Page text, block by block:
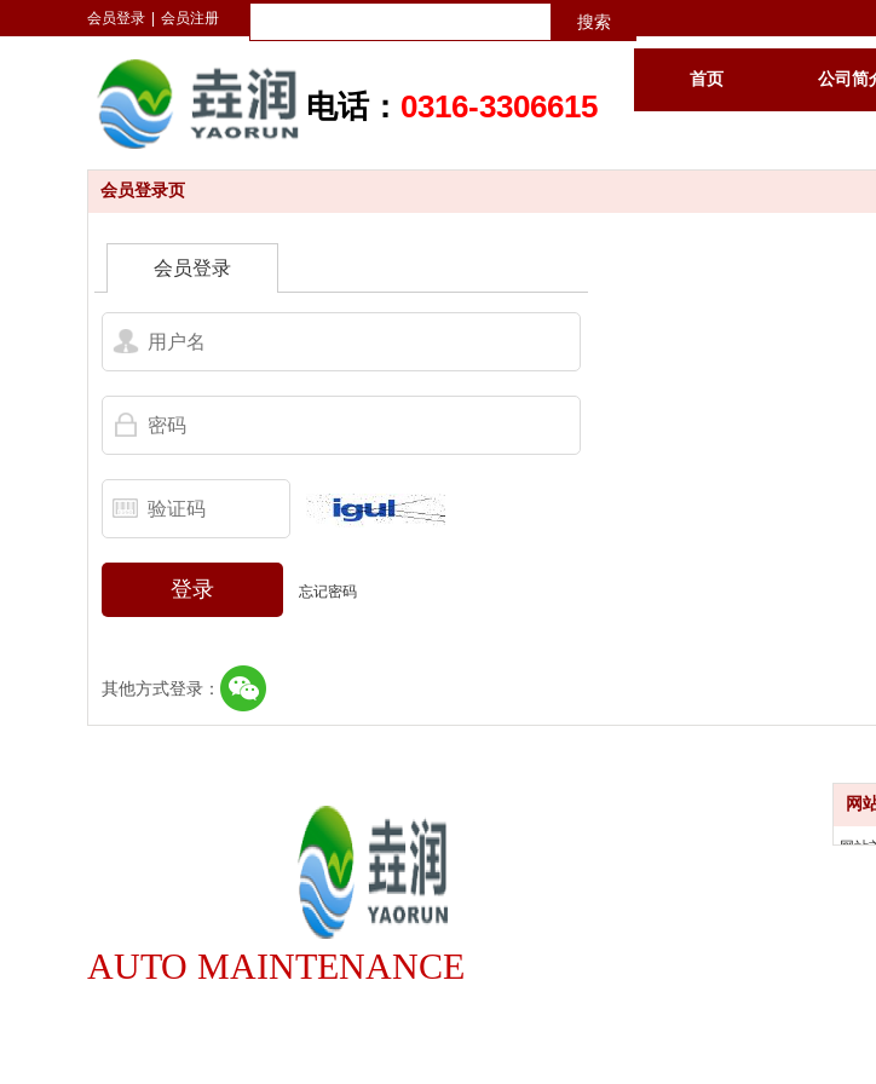
电话： 0316-3306615
搜索
首页 公司简
会员登录 会员注册
会员登录页
会员登录
登录 忘记密码
其他方式登录：
网
网站
AUTO MAINTENANCE